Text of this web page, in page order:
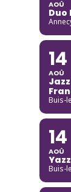
AOÛ
Duo
14
AOÛ
Buis-
14
AOÛ
Buis-